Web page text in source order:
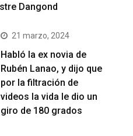
Dangond
21 marzo, 2024
Habló la ex novia de
Rubén Lanao, y dijo que
por la filtración de
videos la vida le dio un
giro de 180 grados